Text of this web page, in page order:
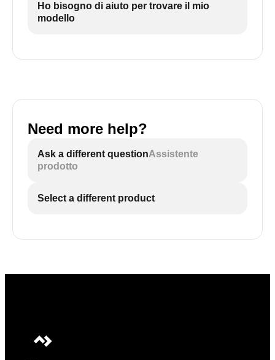
Ho bisogno di aiuto per trovare il mio
modello
Need more help?
Ask a different questionAssistente
prodotto
Select a different product